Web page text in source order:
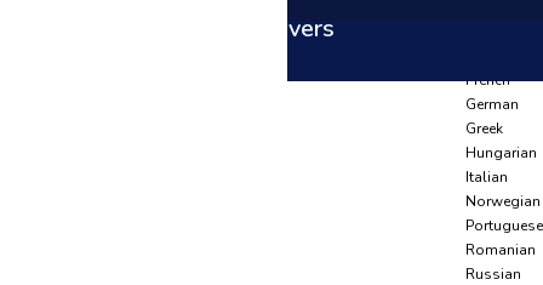
French
German
Greek
Hungarian
Italian
Norwegian
Portuguese
Romanian
Russian
Li̇ki̇t Tanklari / Receivers